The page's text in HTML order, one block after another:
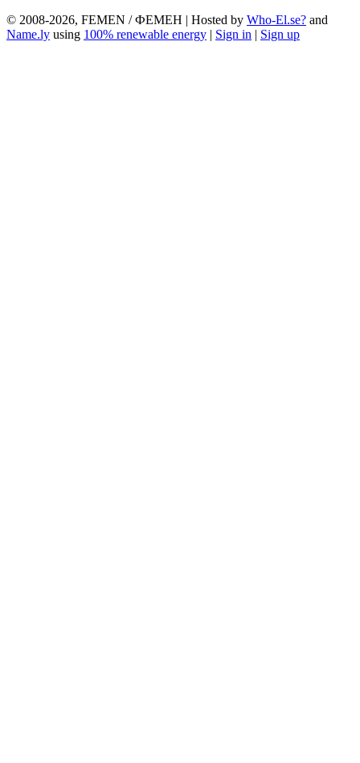
© 2008-2026, FEMEN / ФЕМЕН | Hosted by Who-El.se? and
Name.ly using 100% renewable energy | Sign in | Sign up